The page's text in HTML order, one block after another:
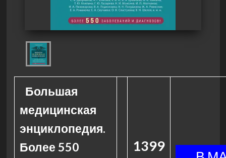
Большая
медицинская
энциклопедия.
Более 550
1399